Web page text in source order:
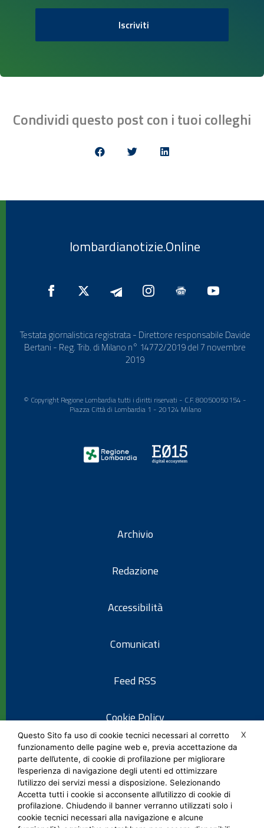
Iscriviti
Condividi questo post con i tuoi colleghi
lombardianotizie.Online
Testata giornalistica registrata - Direttore responsabile Davide
Bertani - Reg. Trib. di Milano n° 14772/2019 del 7 novembre
2019
© Copyright Regione Lombardia tutti i diritti riservati - C.F. 80050050154 -
Piazza Città di Lombardia 1 - 20124 Milano
Archivio
Redazione
Accessibilità
Comunicati
Feed RSS
Cookie Policy
Informativa privacy
Note legali
X
Questo Sito fa uso di cookie tecnici necessari al corretto
funzionamento delle pagine web e, previa accettazione da
parte dell’utente, di cookie di profilazione per migliorare
l’esperienza di navigazione degli utenti ed ottimizzare
l’utilizzo dei servizi messi a disposizione. Selezionando
Accetta tutti i cookie si acconsente all’utilizzo di cookie di
profilazione. Chiudendo il banner verranno utilizzati solo i
cookie tecnici necessari alla navigazione e alcune